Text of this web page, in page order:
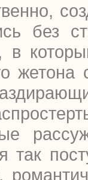
без
в
так